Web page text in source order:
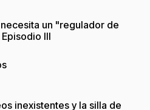
un "regulador de
III
inexistentes y la silla de